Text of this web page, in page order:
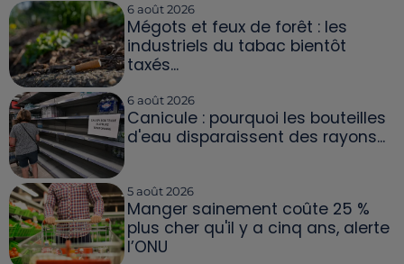
6 août 2026
Mégots et feux de forêt : les
industriels du tabac bientôt
taxés...
6 août 2026
Canicule : pourquoi les bouteilles
d'eau disparaissent des rayons...
5 août 2026
Manger sainement coûte 25 %
plus cher qu'il y a cinq ans, alerte
l’ONU